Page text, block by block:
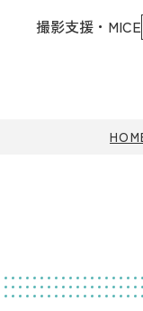
撮影支援・MICE